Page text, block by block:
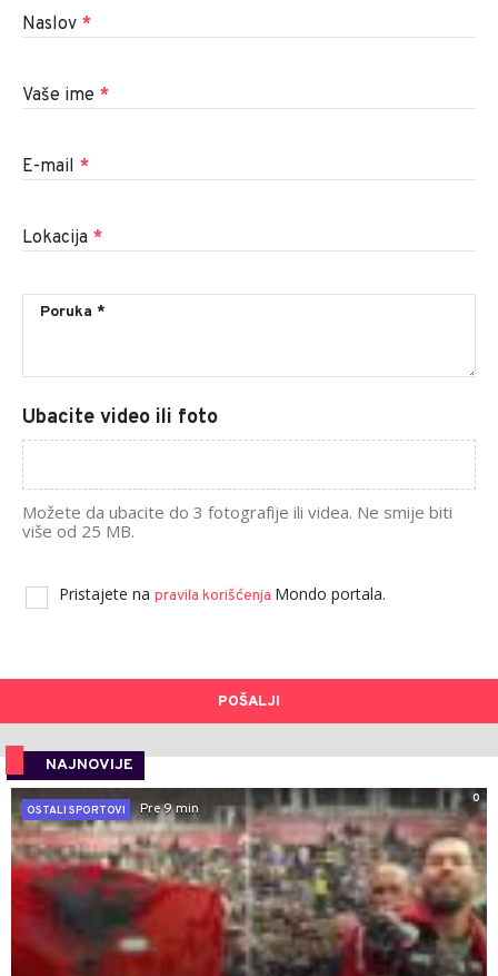
Naslov *
Vaše ime *
E-mail *
Lokacija *
Ubacite video ili foto
Možete da ubacite do 3 fotografije ili videa. Ne smije biti
više od 25 MB.
Pristajete na pravila korišćenja Mondo portala.
POŠALJI
NAJNOVIJE
0
OSTALI SPORTOVI
Pre 9 min